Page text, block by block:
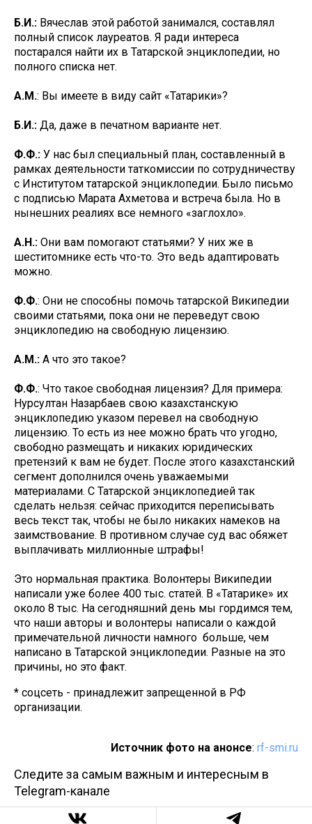
Б.И.: Вячеслав этой работой занимался, составлял
полный список лауреатов. Я ради интереса
постарался найти их в Татарской энциклопедии, но
полного списка нет.
А.М.: Вы имеете в виду сайт «Татарики»?
Б.И.: Да, даже в печатном варианте нет.
Ф.Ф.: У нас был специальный план, составленный в
рамках деятельности таткомиссии по сотрудничеству
с Институтом татарской энциклопедии. Было письмо
с подписью Марата Ахметова и встреча была. Но в
нынешних реалиях все немного «заглохло».
А.Н.: Они вам помогают статьями? У них же в
шеститомнике есть что-то. Это ведь адаптировать
можно.
Ф.Ф.: Они не способны помочь татарской Википедии
своими статьями, пока они не переведут свою
энциклопедию на свободную лицензию.
А.М.: А что это такое?
Ф.Ф.: Что такое свободная лицензия? Для примера:
Нурсултан Назарбаев свою казахстанскую
энциклопедию указом перевел на свободную
лицензию. То есть из нее можно брать что угодно,
свободно размещать и никаких юридических
претензий к вам не будет. После этого казахстанский
сегмент дополнился очень уважаемыми
материалами. С Татарской энциклопедией так
сделать нельзя: сейчас приходится переписывать
весь текст так, чтобы не было никаких намеков на
заимствование. В противном случае суд вас обяжет
выплачивать миллионные штрафы!
Это нормальная практика. Волонтеры Википедии
написали уже более 400 тыс. статей. В «Татарике» их
около 8 тыс. На сегодняшний день мы гордимся тем,
что наши авторы и волонтеры написали о каждой
примечательной личности намного больше, чем
написано в Татарской энциклопедии. Разные на это
причины, но это факт.
* соцсеть - принадлежит запрещенной в РФ
организации.
Источник фото на анонсе: rf-smi.ru
Следите за самым важным и интересным в
Telegram-канале